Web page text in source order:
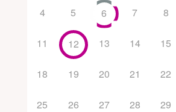
4 5 6 7 8
11 12 13 14 15
18 19 20 21 22
25 26 27 28 29